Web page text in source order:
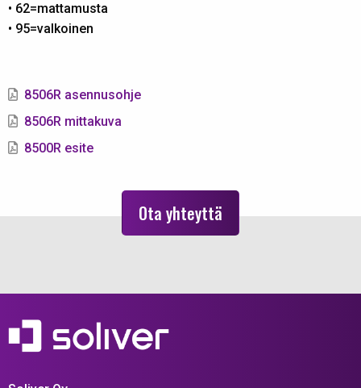
• 62=mattamusta
• 95=valkoinen
8506R asennusohje
8506R mittakuva
8500R esite
Ota yhteyttä